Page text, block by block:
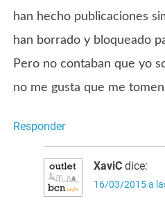
han hecho publicaciones
han borrado y bloqueado
Pero no contaban que yo
no me gusta que me
Responder
XaviC dice:
16/03/2015 a